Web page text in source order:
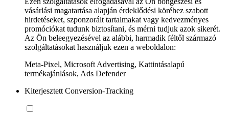
vásárlási magatartása alapján érdeklődési köréhez szabott
hirdetéseket, szponzorált tartalmakat vagy kedvezményes
promóciókat tudunk biztosítani, és mérni tudjuk azok sikerét.
Az Ön beleegyezésével az alábbi, harmadik féltől származó
szolgáltatásokat használjuk ezen a weboldalon:
Meta-Pixel, Microsoft Advertising, Kattintásalapú
termékajánlások, Ads Defender
Kiterjesztett Conversion-Tracking